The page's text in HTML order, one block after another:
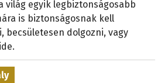
világ egyik legbiztonságosabb
is biztonságosnak kell
becsületesen dolgozni, vagy